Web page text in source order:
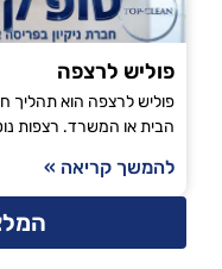
פוליש לרצפה
פוליש לרצפה הוא תהליך
הבית או המשרד. רצפות
להמשך קריאה »